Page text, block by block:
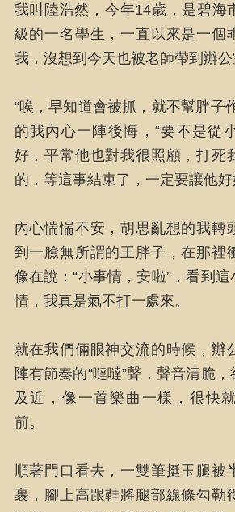
我叫陸浩然，今年14歲，是碧海
級的一名學生，一直以來是一個
我，沒想到今天也被老師帶到辦公
“唉，早知道會被抓，就不幫胖子
的我內心一陣後悔，“要不是從
好，平常他也對我很照顧，打死
的，等這事結束了，一定要讓他好
內心惴惴不安，胡思亂想的我轉
到一臉無所謂的王胖子，在那裡
像在說：“小事情，安啦”，看到
情，我真是氣不打一處來。
就在我們倆眼神交流的時候，辦
陣有節奏的“噠噠”聲，聲音清脆
及近，像一首樂曲一樣，很快
前。
順著門口看去，一雙筆挺玉腿被
裹，腳上高跟鞋將腿部線條勾勒